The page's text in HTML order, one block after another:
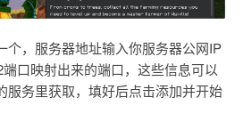
个，服务器地址输入你服务器公网IP
口映射出来的端口，这些信息可以
服务里获取，填好后点击添加并开始